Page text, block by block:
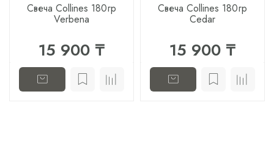
Свеча Collines 180гр
Verbena
15 900 ₸
Свеча Collines 180гр
Cedar
15 900 ₸